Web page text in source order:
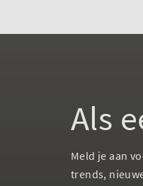
Als
Meld je aan
trends,